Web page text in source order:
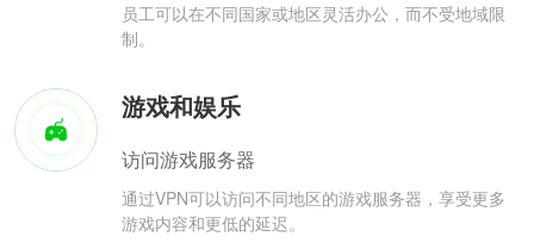
员工可以在不同国家或地区灵活办公，而不受地域限
制。
游戏和娱乐
访问游戏服务器
通过VPN可以访问不同地区的游戏服务器，享受更多
游戏内容和更低的延迟。